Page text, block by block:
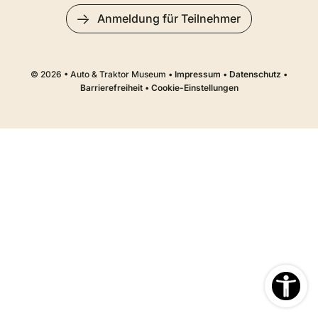
Anmeldung für Teilnehmer
© 2026 • Auto & Traktor Museum • Impressum • Datenschutz •
Barrierefreiheit• Cookie-Einstellungen